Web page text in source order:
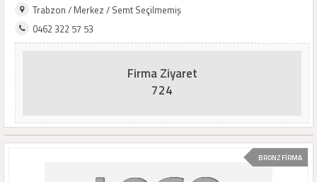
Trabzon / Merkez / Semt Seçilmemiş
0462 322 57 53
Firma Ziyaret
724
BRONZ FİRMA